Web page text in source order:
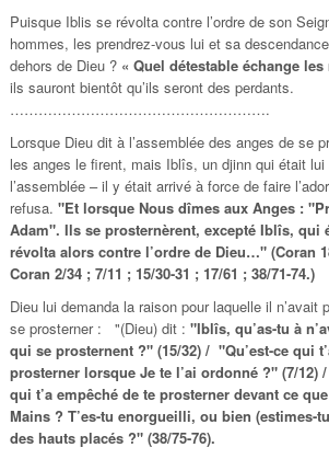
Puisque Iblis se révolta contre l’ordre de son
hommes, les prendrez-vous lui et sa
dehors de Dieu ? « Quel détestable échange
ils sauront bientôt qu’ils seront des perdants.
……………………………………………….
Lorsque Dieu dit à l’assemblée des anges de se
les anges le firent, mais Iblîs, un djinn qui était
l’assemblée – il y était arrivé à force de faire
refusa. "Et lorsque Nous dîmes aux Anges :
Adam". Ils se prosternèrent, excepté Iblîs, qui
révolta alors contre l’ordre de Dieu…" (Coran
Coran 2/34 ; 7/11 ; 15/30-31 ; 17/61 ; 38/71-74.)
Dieu lui demanda la raison pour laquelle il n’avait
se prosterner : "(Dieu) dit : "Iblîs, qu’as-tu à
qui se prosternent ?" (15/32) / "Qu’est-ce qui
prosterner lorsque Je te l’ai ordonné ?" (7/
qui t’a empêché de te prosterner devant ce
Mains ? T’es-tu enorgueilli, ou bien (estimes-
des hauts placés ?" (38/75-76).